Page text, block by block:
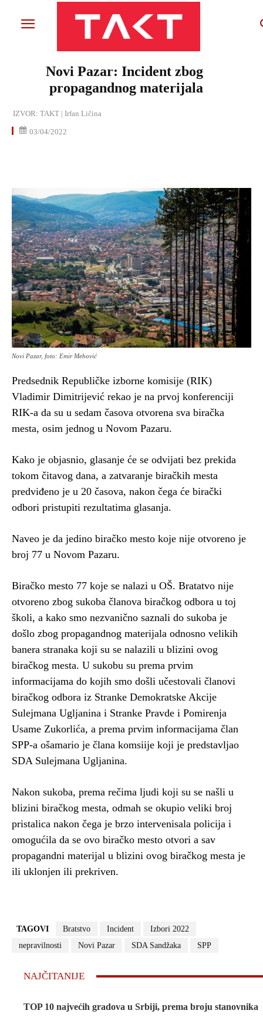
Novi Pazar: Incident zbog
propagandnog materijala
IZVOR: TAKT | Irfan Ličina
03/04/2022
Novi Pazar, foto: Emir Mehović
Predsednik Republičke izborne komisije (RIK)
Vladimir Dimitrijević rekao je na prvoj konferenciji
RIK-a da su u sedam časova otvorena sva biračka
mesta, osim jednog u Novom Pazaru.
Kako je objasnio, glasanje će se odvijati bez prekida
tokom čitavog dana, a zatvaranje biračkih mesta
predviđeno je u 20 časova, nakon čega će birački
odbori pristupiti rezultatima glasanja.
Naveo je da jedino biračko mesto koje nije otvoreno je
broj 77 u Novom Pazaru.
Biračko mesto 77 koje se nalazi u OŠ. Bratatvo nije
otvoreno zbog sukoba članova biračkog odbora u toj
školi, a kako smo nezvanično saznali do sukoba je
došlo zbog propagandnog materijala odnosno velikih
banera stranaka koji su se nalazili u blizini ovog
biračkog mesta. U sukobu su prema prvim
informacijama do kojih smo došli učestovali članovi
biračkog odbora iz Stranke Demokratske Akcije
Sulejmana Ugljanina i Stranke Pravde i Pomirenja
Usame Zukorlića, a prema prvim informacijama član
SPP-a ošamario je člana komsiije koji je predstavljao
SDA Sulejmana Ugljanina.
Nakon sukoba, prema rečima ljudi koji su se našli u
blizini biračkog mesta, odmah se okupio veliki broj
pristalica nakon čega je brzo intervenisala policija i
omogućila da se ovo biračko mesto otvori a sav
propagandni materijal u blizini ovog biračkog mesta je
ili uklonjen ili prekriven.
TAGOVI Bratstvo Incident
Izbori 2022
nepravilnosti
Novi Pazar SDA Sandžaka SPP
NAJČITANIJE
TOP 10 najvećih gradova u Srbiji, prema broju stanovnika